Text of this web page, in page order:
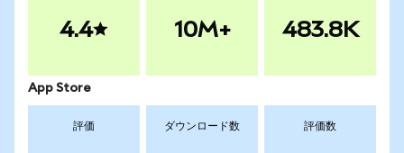
4.4 10M+ 483.8K
App Store
評価 ダウンロード数 評価数